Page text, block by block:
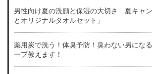
男性向け夏の洗顔と保湿の大切さ 夏キャ
とオリジナルタオルセット」
薬用炭で洗う！体臭予防！臭わない男にな
ープ教えます！